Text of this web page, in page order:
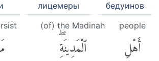
бедуинов
лицемеры
people
أَهْلِ
(of) the Madinah
ٱلْمَدِينَةِۖ